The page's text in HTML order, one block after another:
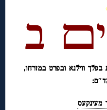
ב
ווילנא ובפרט במזרחו,
מעינקעס